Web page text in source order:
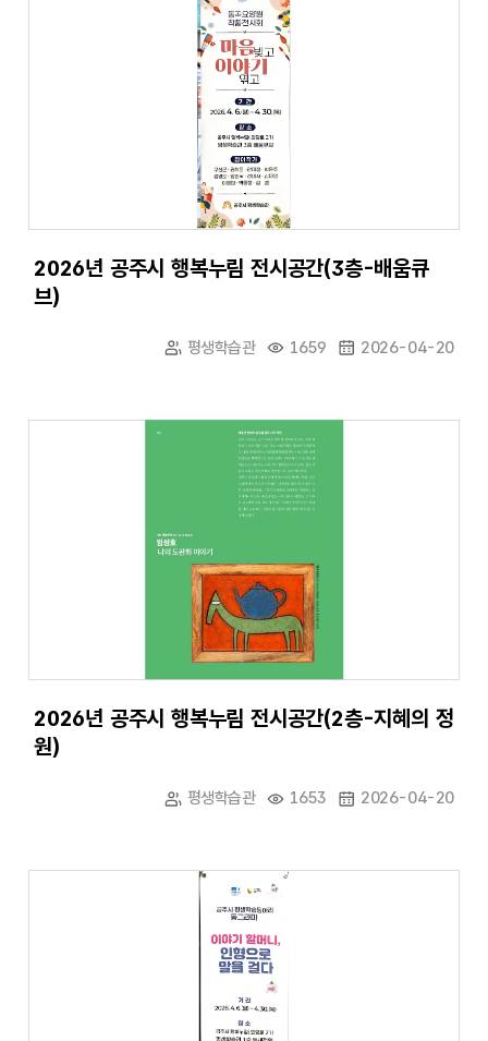
2026년 공주시 행복누림 전시공간(3층-배움큐
브)
평생학습관 1659 2026-04-20
2026년 공주시 행복누림 전시공간(2층-지혜의 정
원)
평생학습관 1653 2026-04-20